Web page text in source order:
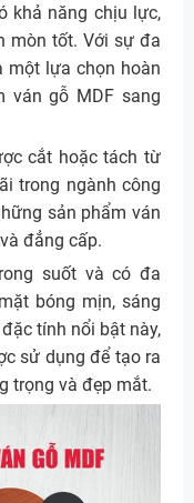
khả năng chịu lực,
mòn tốt. Với sự đa
một lựa chọn hoàn
ván gỗ MDF sang
cắt hoặc tách từ
trong ngành công
sản phẩm ván
đẳng cấp.
suốt và có đa
bóng mịn, sáng
tính nổi bật này,
sử dụng để tạo ra
trọng và đẹp mắt.